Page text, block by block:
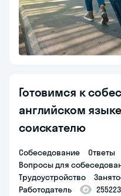
Готовимся к
английском
соискателю
собеседование
ответы
вопросы для
трудоустройство
работодатель